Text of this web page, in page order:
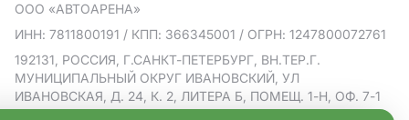
ООО «АВТОАРЕНА»
ИНН: 7811800191 / КПП: 366345001 / ОГРН: 1247800072761
192131, РОССИЯ, Г.САНКТ-ПЕТЕРБУРГ, ВН.ТЕР.Г.
МУНИЦИПАЛЬНЫЙ ОКРУГ ИВАНОВСКИЙ, УЛ
ИВАНОВСКАЯ, Д. 24, К. 2, ЛИТЕРА Б, ПОМЕЩ. 1-Н, ОФ. 7-1